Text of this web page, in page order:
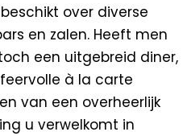
over diverse
en zalen. Heeft men
een uitgebreid diner,
à la carte
van een overheerlijk
u verwelkomt in